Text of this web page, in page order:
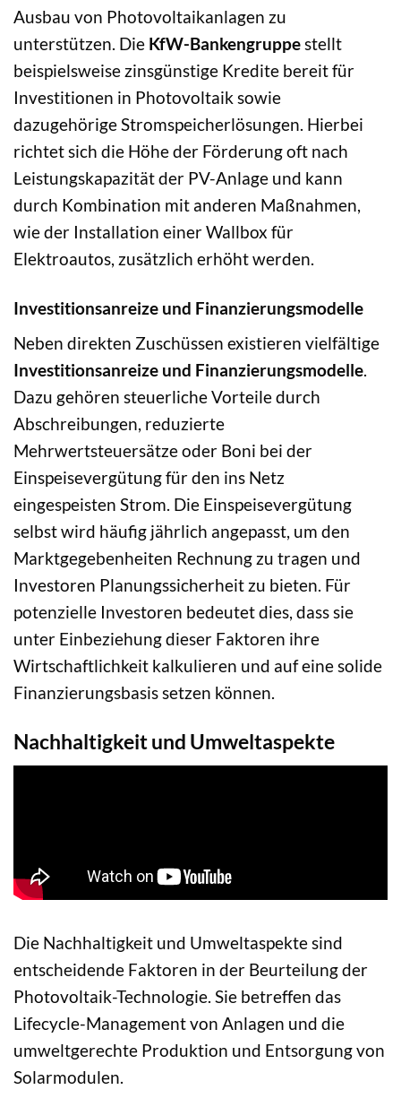
Ausbau von Photovoltaikanlagen zu
unterstützen. Die KfW-Bankengruppestellt
beispielsweise zinsgünstige Kredite bereit für
Investitionen in Photovoltaik sowie
dazugehörige Stromspeicherlösungen. Hierbei
richtet sich die Höhe der Förderung oft nach
Leistungskapazität der PV-Anlage und kann
durch Kombination mit anderen Maßnahmen,
wie der Installation einer Wallbox für
Elektroautos, zusätzlich erhöht werden.
Investitionsanreize und Finanzierungsmodelle
Neben direkten Zuschüssen existieren vielfältige
Investitionsanreize und Finanzierungsmodelle.
Dazu gehören steuerliche Vorteile durch
Abschreibungen, reduzierte
Mehrwertsteuersätze oder Boni bei der
Einspeisevergütung für den ins Netz
eingespeisten Strom. Die Einspeisevergütung
selbst wird häufig jährlich angepasst, um den
Marktgegebenheiten Rechnung zu tragen und
Investoren Planungssicherheit zu bieten. Für
potenzielle Investoren bedeutet dies, dass sie
unter Einbeziehung dieser Faktoren ihre
Wirtschaftlichkeit kalkulieren und auf eine solide
Finanzierungsbasis setzen können.
Nachhaltigkeit und Umweltaspekte
Die Nachhaltigkeit und Umweltaspekte sind
entscheidende Faktoren in der Beurteilung der
Photovoltaik-Technologie. Sie betreffen das
Lifecycle-Management von Anlagen und die
umweltgerechte Produktion und Entsorgung von
Solarmodulen.